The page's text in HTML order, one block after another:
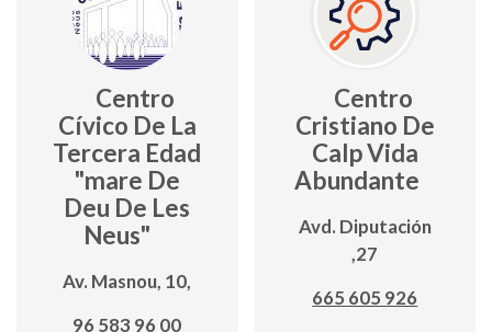
Centro
Cívico De La
Tercera Edad
"mare De
Deu De Les
Neus"
Av. Masnou, 10,
96 583 96 00
Centro
Cristiano De
Calp Vida
Abundante
Avd. Diputación
,27
665 605 926